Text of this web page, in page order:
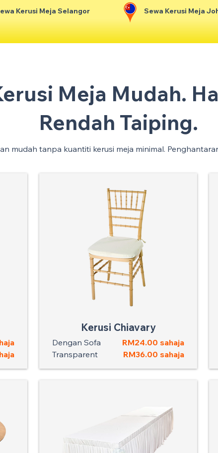
Kerusi Meja Selangor Sewa Kerusi Meja
Meja Mudah.
Rendah Taiping.
mudah tanpa kuantiti kerusi meja minimal.
Kerusi Chiavary
Dengan Sofa
RM24.00 sahaja
Transparent
RM36.00 sahaja